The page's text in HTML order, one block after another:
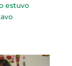
estuvo